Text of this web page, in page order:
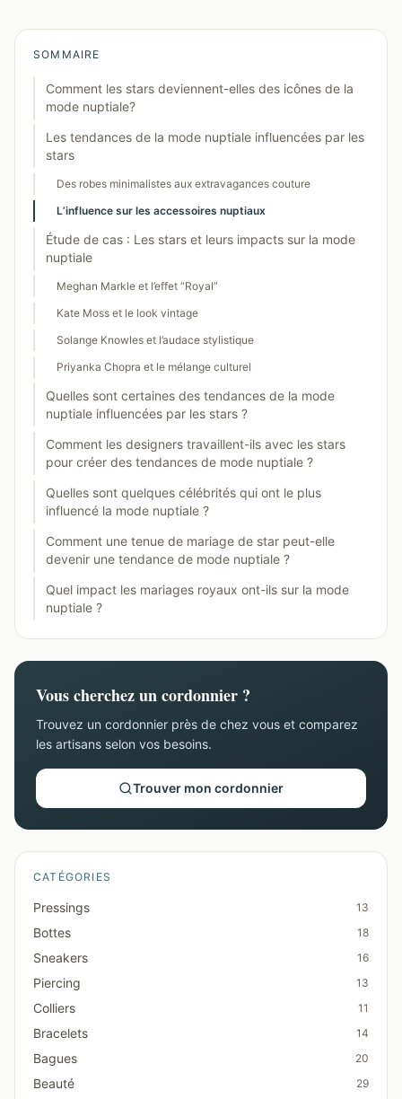
SOMMAIRE
Comment les stars deviennent-elles des icônes de la
mode nuptiale?
Les tendances de la mode nuptiale influencées par les
stars
Des robes minimalistes aux extravagances couture
L’influence sur les accessoires nuptiaux
Étude de cas : Les stars et leurs impacts sur la mode
nuptiale
Meghan Markle et l’effet “Royal”
Kate Moss et le look vintage
Solange Knowles et l’audace stylistique
Priyanka Chopra et le mélange culturel
Quelles sont certaines des tendances de la mode
nuptiale influencées par les stars ?
Comment les designers travaillent-ils avec les stars
pour créer des tendances de mode nuptiale ?
Quelles sont quelques célébrités qui ont le plus
influencé la mode nuptiale ?
Comment une tenue de mariage de star peut-elle
devenir une tendance de mode nuptiale ?
Quel impact les mariages royaux ont-ils sur la mode
nuptiale ?
Vous cherchez un cordonnier ?
Trouvez un cordonnier près de chez vous et comparez
les artisans selon vos besoins.
Trouver mon cordonnier
CATÉGORIES
Pressings 13
Bottes 18
Sneakers 16
Piercing 13
Colliers 11
Bracelets 14
Bagues 20
Beauté 29